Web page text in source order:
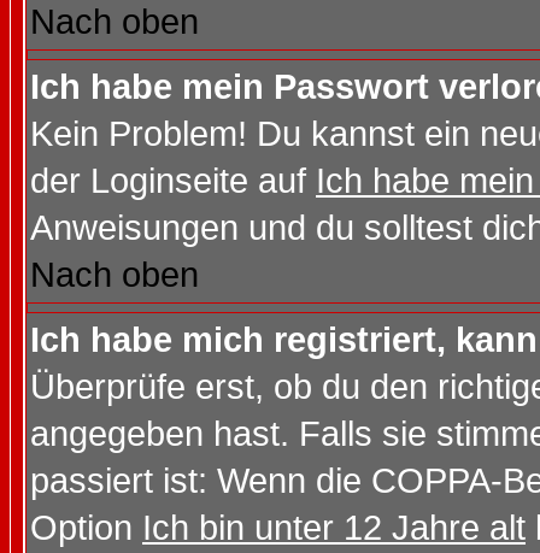
Nach oben
Ich habe mein Passwort
Kein Problem! Du kannst ein
der Loginseite auf Ich habe
Anweisungen und du solltest
Nach oben
Ich habe mich registriert,
Überprüfe erst, ob du den
angegeben hast. Falls sie
passiert ist: Wenn die COPPA-
Option Ich bin unter 12 Jahre alt